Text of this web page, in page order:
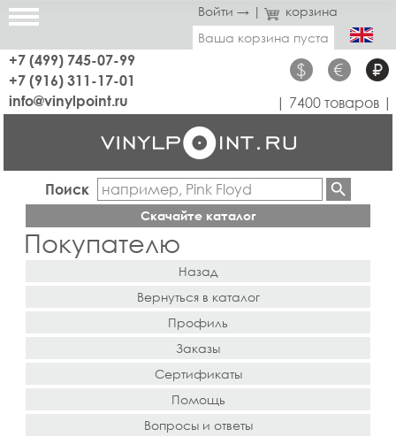
Войти → |
корзина
Ваша корзина пуста
+7 (499) 745-07-99
+7 (916) 311-17-01
$ € ₽
info@vinylpoint.ru | 7400 товаров |
Поиск
Скачайте каталог
Покупателю
Назад
Вернуться в каталог
Профиль
Заказы
Сертификаты
Помощь
Вопросы и ответы